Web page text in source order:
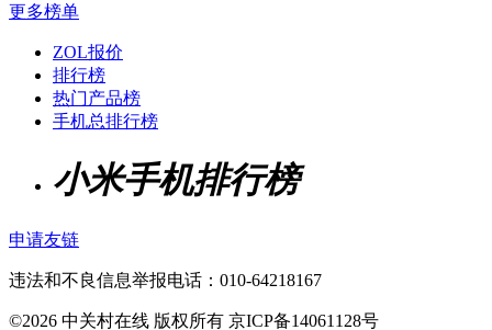
更多榜单
ZOL报价
排行榜
热门产品榜
手机总排行榜
小米手机排行榜
申请友链
违法和不良信息举报电话：010-64218167
©2026 中关村在线 版权所有 京ICP备14061128号